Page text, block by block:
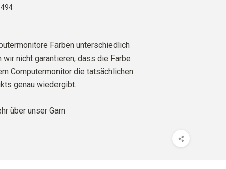
Farben unterschiedlich
wir nicht garantieren, dass die Farbe
Computermonitor die tatsächlichen
genau wiedergibt.
über unser Garn